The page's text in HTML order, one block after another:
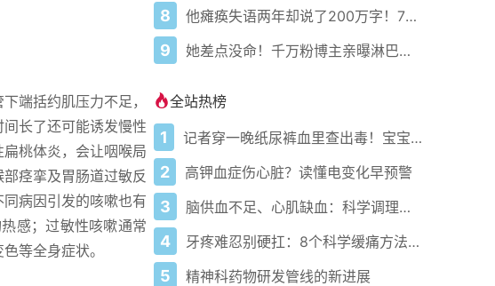
端括约肌压力不足，
长了还可能诱发慢性
桃体炎，会让咽喉局
痉挛及胃肠道过敏反
病因引发的咳嗽也有
感；过敏性咳嗽通常
等全身症状。
8 他瘫痪失语两年却说了200万字！7岁女儿听爸爸讲笑话笑出声
9 她差点没命！千万粉博主亲曝淋巴结肿大竟是癌症前兆
全站热榜
1 记者穿一晚纸尿裤血里查出毒！宝宝血液浓度竟是成人的5倍？
2 高钾血症伤心脏？读懂电变化早预警
3 脑供血不足、心肌缺血：科学调理全攻略
4 牙疼难忍别硬扛：8个科学缓痛方法收好
5 精神科药物研发管线的新进展